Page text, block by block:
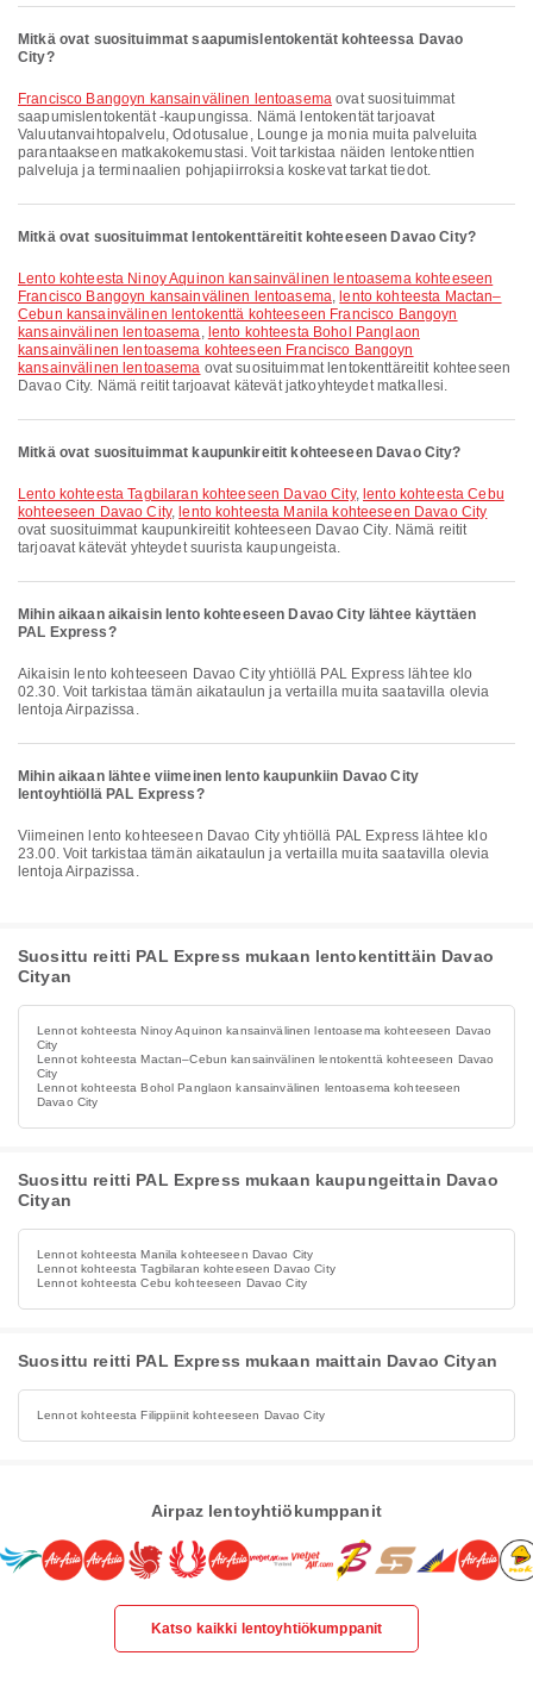
Mitkä ovat suosituimmat saapumislentokentät kohteessa Davao
City?
Francisco Bangoyn kansainvälinen lentoasema ovat suosituimmat
saapumislentokentät -kaupungissa. Nämä lentokentät tarjoavat
Valuutanvaihtopalvelu, Odotusalue, Lounge ja monia muita palveluita
parantaakseen matkakokemustasi. Voit tarkistaa näiden lentokenttien
palveluja ja terminaalien pohjapiirroksia koskevat tarkat tiedot.
Mitkä ovat suosituimmat lentokenttäreitit kohteeseen Davao City?
lento kohteesta Ninoy Aquinon kansainvälinen lentoasema kohteeseen
Francisco Bangoyn kansainvälinen lentoasema, lento kohteesta Mactan–
Cebun kansainvälinen lentokenttä kohteeseen Francisco Bangoyn
kansainvälinen lentoasema, lento kohteesta Bohol Panglaon
kansainvälinen lentoasema kohteeseen Francisco Bangoyn
kansainvälinen lentoasema ovat suosituimmat lentokenttäreitit kohteeseen
Davao City. Nämä reitit tarjoavat kätevät jatkoyhteydet matkallesi.
Mitkä ovat suosituimmat kaupunkireitit kohteeseen Davao City?
lento kohteesta Tagbilaran kohteeseen Davao City, lento kohteesta Cebu
kohteeseen Davao City, lento kohteesta Manila kohteeseen Davao City
ovat suosituimmat kaupunkireitit kohteeseen Davao City. Nämä reitit
tarjoavat kätevät yhteydet suurista kaupungeista.
Mihin aikaan aikaisin lento kohteeseen Davao City lähtee käyttäen
PAL Express?
Aikaisin lento kohteeseen Davao City yhtiöllä PAL Express lähtee klo
02.30. Voit tarkistaa tämän aikataulun ja vertailla muita saatavilla olevia
lentoja Airpazissa.
Mihin aikaan lähtee viimeinen lento kaupunkiin Davao City
lentoyhtiöllä PAL Express?
Viimeinen lento kohteeseen Davao City yhtiöllä PAL Express lähtee klo
23.00. Voit tarkistaa tämän aikataulun ja vertailla muita saatavilla olevia
lentoja Airpazissa.
Suosittu reitti PAL Express mukaan lentokentittäin Davao
Cityan
Lennot kohteesta Ninoy Aquinon kansainvälinen lentoasema kohteeseen Davao
City
Lennot kohteesta Mactan–Cebun kansainvälinen lentokenttä kohteeseen Davao
City
Lennot kohteesta Bohol Panglaon kansainvälinen lentoasema kohteeseen
Davao City
Suosittu reitti PAL Express mukaan kaupungeittain Davao
Cityan
Lennot kohteesta Manila kohteeseen Davao City
Lennot kohteesta Tagbilaran kohteeseen Davao City
Lennot kohteesta Cebu kohteeseen Davao City
Suosittu reitti PAL Express mukaan maittain Davao Cityan
Lennot kohteesta Filippiinit kohteeseen Davao City
Airpaz lentoyhtiökumppanit
Katso kaikki lentoyhtiökumppanit